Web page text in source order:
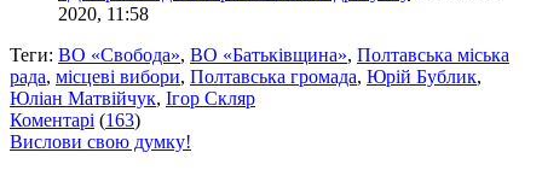
2020, 11:58
Теги: ВО «Свобода», ВО «Батьківщина», Полтавська міська
рада, місцеві вибори, Полтавська громада, Юрій Бублик,
Юліан Матвійчук, Ігор Скляр
Коментарі (163)
Вислови свою думку!